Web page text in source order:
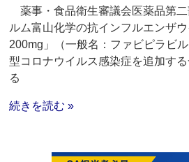
薬事・食品衛生審議会医薬品第二
ルム富山化学の抗インフルエンザ
200mg」（一般名：ファビピラビ
型コロナウイルス感染症を追加す
る
続きを読む »